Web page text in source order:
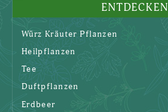
ENTDECKEN
Würz Kräuter Pflanzen
Heilpflanzen
Tee
Duftpflanzen
Erdbeer